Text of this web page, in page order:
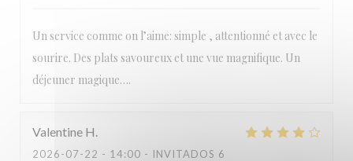
Un service comme on l’aime: simple , attentionné et avec le
sourire. Des plats savoureux et une vue magnifique. Un
déjeuner magique….
Valentine H
2026-07-22 - 14:00 - INVITADOS 6